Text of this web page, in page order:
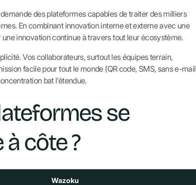
des plateformes capables de traiter des milliers
En combinant innovation interne et externe avec une
innovation continue à travers tout leur écosystème.
Vos collaborateurs, surtout les équipes terrain,
facile pour tout le monde (QR code, SMS, sans e-mail
bat l'étendue.
se
côte ?
Wazoku